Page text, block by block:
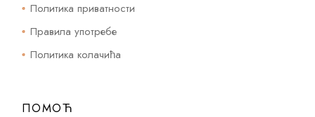
Политика приватности
Правила употребе
Политика колачића
ПОМОЋ